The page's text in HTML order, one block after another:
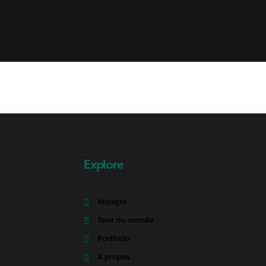
Explore
Voyages
Tour du monde
Portfolio
A propos